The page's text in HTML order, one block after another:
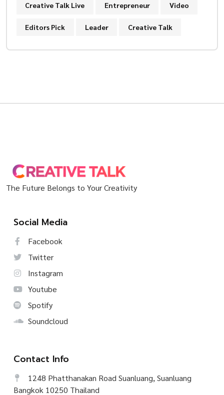
Creative Talk Live Entrepreneur Video
Editors Pick Leader Creative Talk
The Future Belongs to Your Creativity
Social Media
Facebook
Twitter
Instagram
Youtube
Spotify
Soundcloud
Contact Info
1248 Phatthanakan Road Suanluang, Suanluang
Bangkok 10250 Thailand